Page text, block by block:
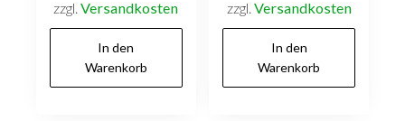
zzgl.Versandkosten
In den
Warenkorb
zzgl. Versandkosten
In den
Warenkorb